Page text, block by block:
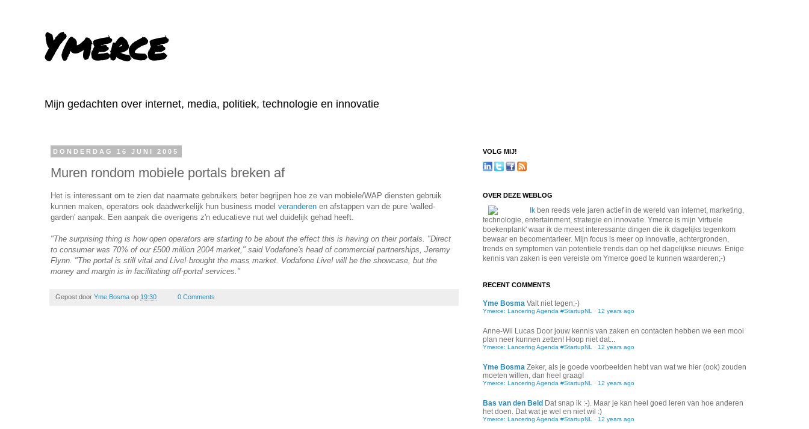
Ymerce
Mijn gedachten over internet, media, politiek, technologie en innovatie
DONDERDAG 16 JUNI 2005
Muren rondom mobiele portals breken af
Het is interessant om te zien dat naarmate gebruikers beter begrijpen hoe ze van mobiele/WAP diensten gebruik
kunnen maken, operators ook daadwerkelijk hun business model veranderen en afstappen van de pure 'walled-
garden' aanpak. Een aanpak die overigens z'n educatieve nut wel duidelijk gehad heeft.
"The surprising thing is how open operators are starting to be about the effect this is having on their portals. "Direct
to consumer was 70% of our £500 million 2004 market," said Vodafone's head of commercial partnerships, Jeremy
Flynn. "The portal is still vital and Live! brought the mass market. Vodafone Live! will be the showcase, but the
money and margin is in facilitating off-portal services."
Gepost door Yme Bosma op 19:30 0 Comments
VOLG MIJ!
OVER DEZE WEBLOG
Ik ben reeds vele jaren actief in de wereld van internet, marketing,
technologie, entertainment, strategie en innovatie. Ymerce is mijn 'virtuele
boekenplank' waar ik de meest interessante dingen die ik dagelijks tegenkom
bewaar en becomentarieer. Mijn focus is meer op innovatie, achtergronden,
trends en symptomen van potentiele trends dan op het dagelijkse nieuws. Enige
kennis van zaken is een vereiste om Ymerce goed te kunnen waarderen;-)
RECENT COMMENTS
Yme Bosma Valt niet tegen;-)
Ymerce: Lancering Agenda #StartupNL · 12 years ago
Anne-Wil Lucas Door jouw kennis van zaken en contacten hebben we een mooi
plan neer kunnen zetten! Hoop niet dat...
Ymerce: Lancering Agenda #StartupNL · 12 years ago
Yme Bosma Zeker, als je goede voorbeelden hebt van wat we hier (ook) zouden
moeten willen, dan heel graag!
Ymerce: Lancering Agenda #StartupNL · 12 years ago
Bas van den Beld Dat snap ik :-). Maar je kan heel goed leren van hoe anderen
het doen. Dat wat je wel en niet wil :)
Ymerce: Lancering Agenda #StartupNL · 12 years ago